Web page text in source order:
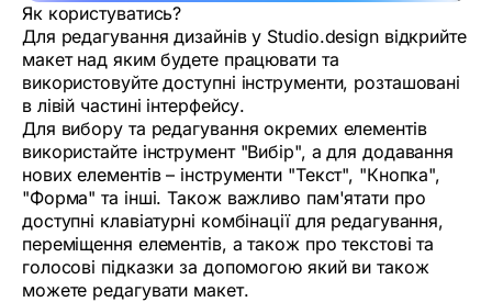
Як користуватись?
Для редагування дизайнів у Studio.design відкрийте
макет над яким будете працювати та
використовуйте доступні інструменти, розташовані
в лівій частині інтерфейсу.
Для вибору та редагування окремих елементів
використайте інструмент "Вибір", а для додавання
нових елементів – інструменти "Текст", "Кнопка",
"Форма" та інші. Також важливо пам'ятати про
доступні клавіатурні комбінації для редагування,
переміщення елементів, а також про текстові та
голосові підказки за допомогою який ви також
можете редагувати макет.